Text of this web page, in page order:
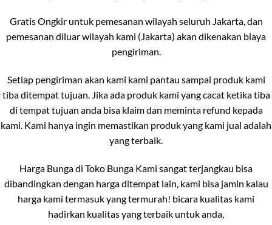
Gratis Ongkir untuk pemesanan wilayah seluruh Jakarta, dan
pemesanan diluar wilayah kami (Jakarta) akan dikenakan biaya
pengiriman.
Setiap pengiriman akan kami kami pantau sampai produk kami
tiba ditempat tujuan. Jika ada produk kami yang cacat ketika tiba
di tempat tujuan anda bisa klaim dan meminta refund kepada
kami. Kami hanya ingin memastikan produk yang kami jual adalah
yang terbaik.
Harga Bunga di Toko Bunga Kami sangat terjangkau bisa
dibandingkan dengan harga ditempat lain, kami bisa jamin kalau
harga kami termasuk yang termurah! bicara kualitas kami
hadirkan kualitas yang terbaik untuk anda,